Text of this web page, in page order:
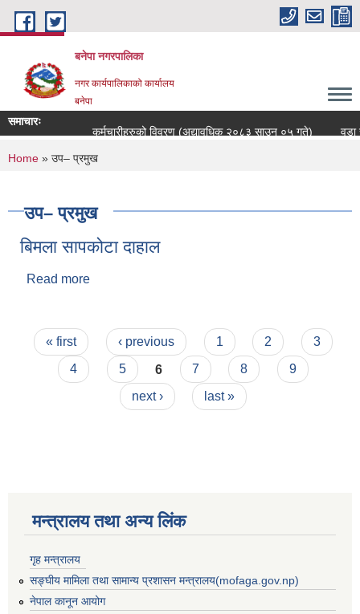
Skip to main content
बनेपा नगरपालिका
नगर कार्यपालिकाको कार्यालय
बनेपा
समाचारः
कर्मचारीहरुको विवरण (अद्यावधिक २०८३ साउन ०५ गते)
वडा
You are here
Home » उप– प्रमुख
उप– प्रमुख
बिमला सापकोटा दाहाल
Read more
Pages
« first ‹ previous 1 2
3
4
5 6 7 8
9
next ›
last »
मन्त्रालय तथा अन्य लिंक
गृह मन्त्रालय
सङ्घीय मामिला तथा सामान्य प्रशासन मन्त्रालय(mofaga.gov.np)
नेपाल कानून आयोग